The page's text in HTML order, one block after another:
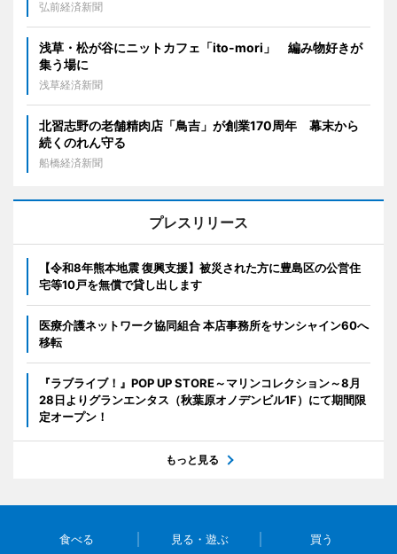
弘前経済新聞
浅草・松が谷にニットカフェ「ito-mori」 編み物好きが
集う場に
浅草経済新聞
北習志野の老舗精肉店「鳥吉」が創業170周年 幕末から
続くのれん守る
船橋経済新聞
プレスリリース
【令和8年熊本地震 復興支援】被災された方に豊島区の公営住
宅等10戸を無償で貸し出します
医療介護ネットワーク協同組合 本店事務所をサンシャイン60へ
移転
『ラブライブ！』POP UP STORE～マリンコレクション～8月
28日よりグランエンタス（秋葉原オノデンビル1F）にて期間限
定オープン！
もっと見る
食べる 見る・遊ぶ 買う